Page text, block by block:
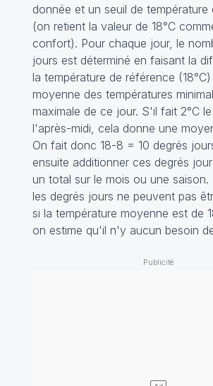
donnée et un seuil de température
(on retient la valeur de 18°C
confort). Pour chaque jour, le
jours est déterminé en faisant la
la température de référence
moyenne des températures
maximale de ce jour. S'il fait 2°C
l'après-midi, cela donne une
On fait donc 18-8 = 10 degrés
ensuite additionner ces degrés
un total sur le mois ou une
les degrés jours ne peuvent pas
si la température moyenne est de
on estime qu'il n'y aucun besoin